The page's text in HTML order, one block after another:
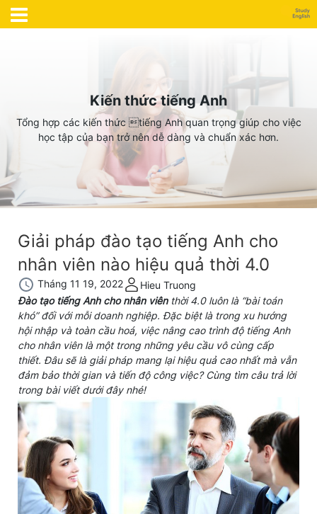
Kiến thức tiếng Anh
Tổng hợp các kiến thức tiếng Anh quan trọng giúp cho việc
học tập của bạn trở nên dễ dàng và chuẩn xác hơn.
Giải pháp đào tạo tiếng Anh cho
nhân viên nào hiệu quả thời 4.0
Tháng 11 19, 2022
Hieu Truong
Đào tạo tiếng Anh cho nhân viênthời 4.0 luôn là “bài toán
khó” đối với mỗi doanh nghiệp. Đặc biệt là trong xu hướng
hội nhập và toàn cầu hoá, việc nâng cao trình độ tiếng Anh
cho nhân viên là một trong những yêu cầu vô cùng cấp
thiết. Đâu sẽ là giải pháp mang lại hiệu quả cao nhất mà vẫn
đảm bảo thời gian và tiến độ công việc? Cùng tìm câu trả lời
trong bài viết dưới đây nhé!